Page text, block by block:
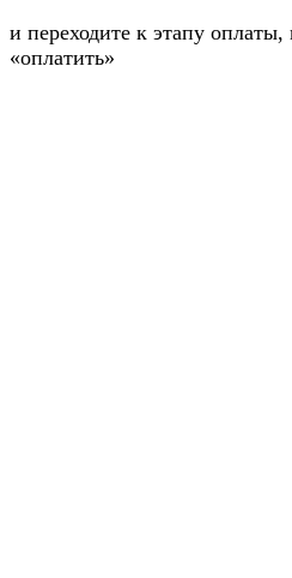
и переходите к этапу
«оплатить»